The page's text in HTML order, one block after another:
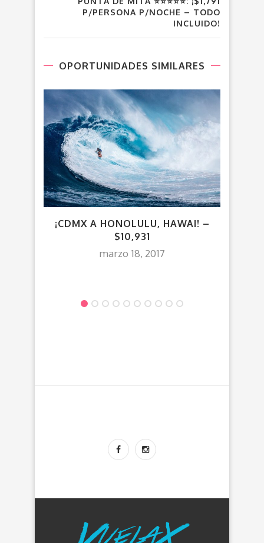
P/PERSONA P/NOCHE – TODO
INCLUIDO!
OPORTUNIDADES SIMILARES
¡CDMX A HONOLULU, HAWAI! –
$10,931
marzo 18, 2017